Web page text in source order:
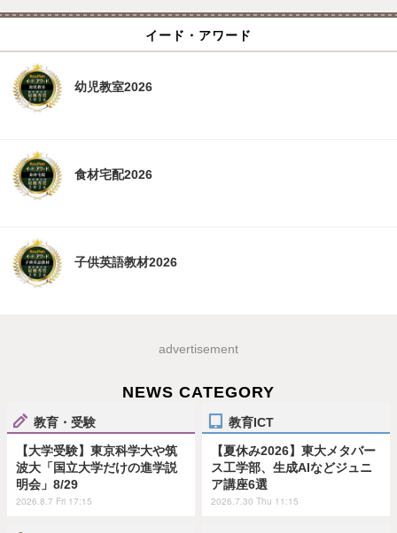
イード・アワード
幼児教室2026
食材宅配2026
子供英語教材2026
advertisement
NEWS CATEGORY
教育・受験
【大学受験】東京科学大や筑
波大「国立大学だけの進学説
明会」8/29
2026.8.7 Fri 17:15
教育ICT
【夏休み2026】東大メタバー
ス工学部、生成AIなどジュニ
ア講座6選
2026.7.30 Thu 11:15